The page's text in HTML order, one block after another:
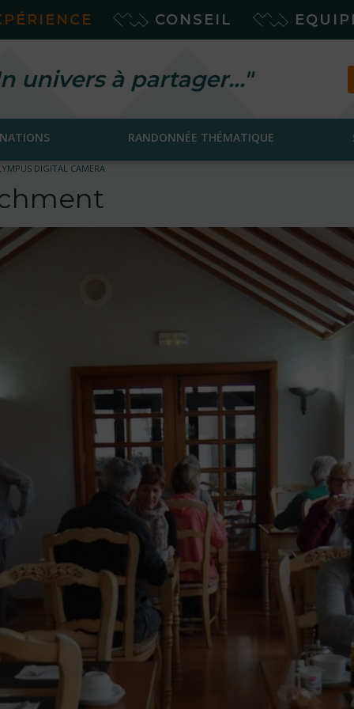
CONSEIL
univers à partager…"
RANDONNÉE THÉMATIQUE
DIGITAL CAMERA